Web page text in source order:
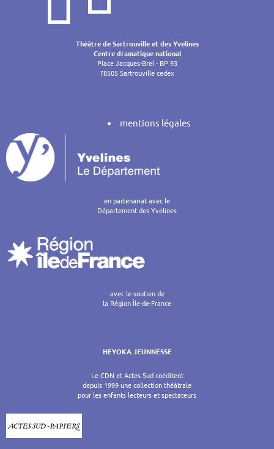
l’article
Théâtre de Sartrouville et des Yvelines
Centre dramatique national
Place Jacques-Brel - BP 93
78505 Sartrouville cedex
mentions légales
en partenariat avec le
Département des Yvelines
avec le soutien de
la Région Île-de-France
HEYOKA JEUNNESSE
Le CDN et Actes Sud coéditent
depuis 1999 une collection théâtrale
pour les enfants lecteurs et spectateurs